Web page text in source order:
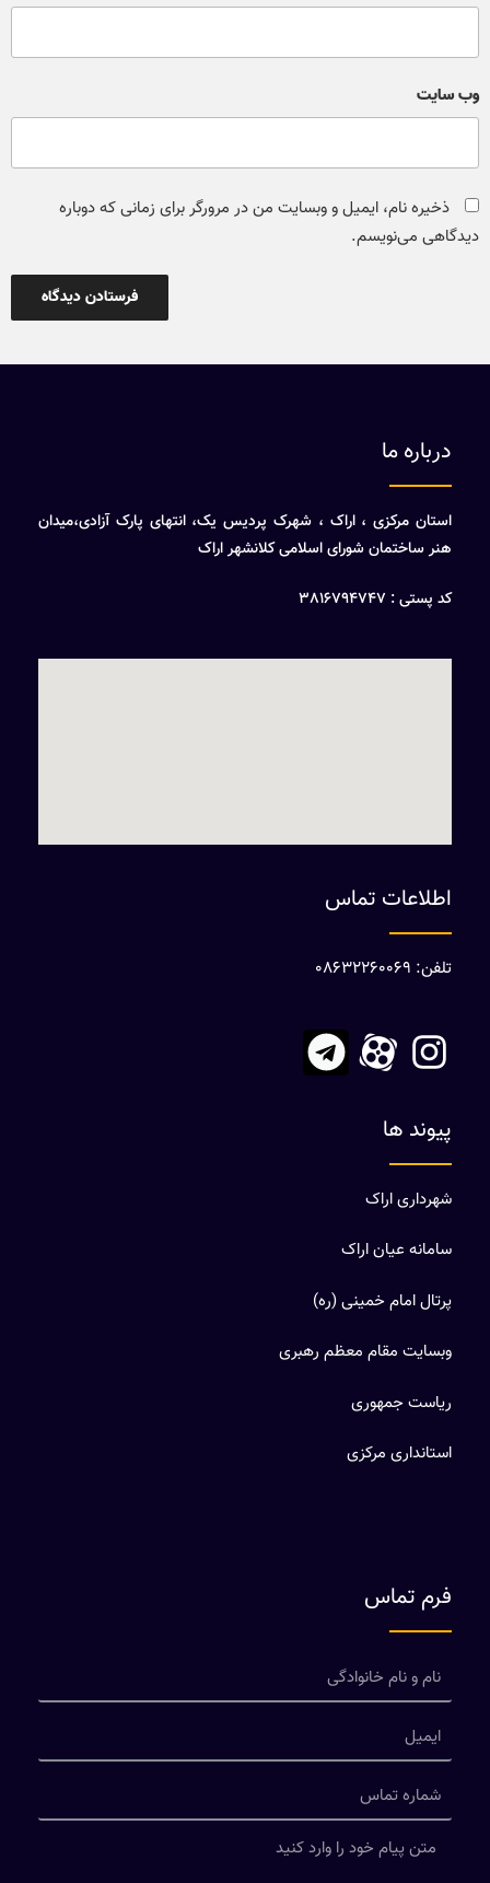
وب‌ سایت
ذخیره نام، ایمیل و وبسایت من در مرورگر برای زمانی که دوباره
دیدگاهی می‌نویسم.
درباره ما
استان مرکزی ، اراک ، شهرک پردیس یک، انتهای پارک آزادی،میدان
هنر ساختمان شورای اسلامی کلانشهر اراک
کد پستی : 3816794747
اطلاعات تماس
تلفن: 08632260069
پیوند ها
شهرداری اراک
سامانه عیان اراک
پرتال امام خمینی (ره)
وبسایت مقام معظم رهبری
ریاست جمهوری
استانداری مرکزی
فرم تماس